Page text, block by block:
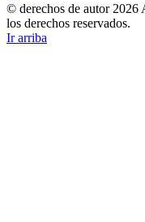
© derechos de autor 2026
los derechos reservados.
Ir arriba